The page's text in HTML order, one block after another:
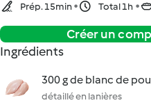
Prép. 15min Total 1h
Créer un
Ingrédients
300 g de blanc de
détaillé en lanières